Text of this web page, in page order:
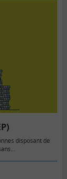
disposant de